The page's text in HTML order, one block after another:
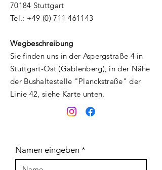
70184 Stuttgart​​
Tel.: +49 (0) 711 461143
Wegbeschreibung
Sie finden uns in der Aspergstraße 4 in
Stuttgart-Ost (Gablenberg), in der Nähe
der Bushaltestelle "Planckstraße" der
Linie 42, siehe Karte unten.
Namen eingeben